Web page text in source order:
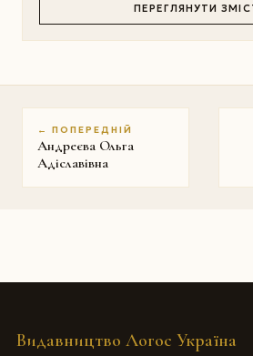
ПЕРЕГЛЯНУТИ
← ПОПЕРЕДНІЙ
Андреєва Ольга
Адіславівна
Видавництво Логос Україна